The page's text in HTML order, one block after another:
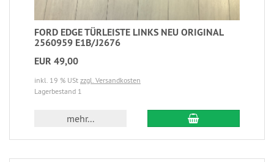
FORD EDGE TÜRLEISTE LINKS NEU ORIGINAL
2560959 E1B/J2676
EUR 49,00
inkl. 19 % USt zzgl. Versandkosten
Lagerbestand 1
mehr...